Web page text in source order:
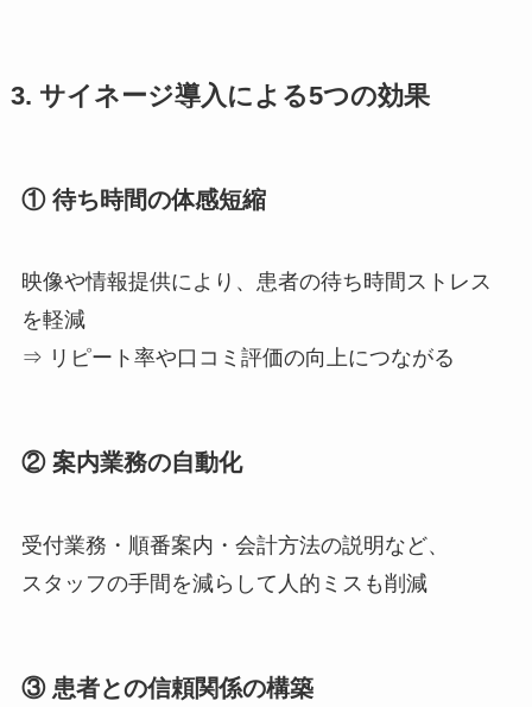
3. サイネージ導入による5つの効果
① 待ち時間の体感短縮
映像や情報提供により、患者の待ち時間ストレス
を軽減
⇒ リピート率や口コミ評価の向上につながる
② 案内業務の自動化
受付業務・順番案内・会計方法の説明など、
スタッフの手間を減らして人的ミスも削減
③ 患者との信頼関係の構築